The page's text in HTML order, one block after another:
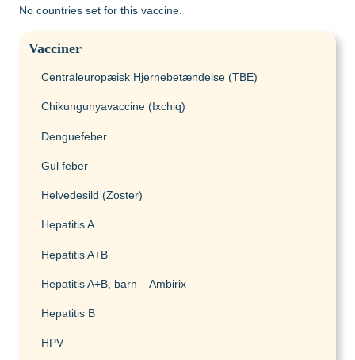
Japansk
Kenya
Mozambique
Myanmar
Nigeria
Vacciner
Centraleuropæisk Hjernebetændelse (TBE)
Chikungunyavaccine (Ixchiq)
Denguefeber
Gul feber
Helvedesild (Zoster)
Hepatitis A
Hepatitis A+B
Hepatitis A+B, barn – Ambirix
Hepatitis B
HPV
No countries set for this vaccine.